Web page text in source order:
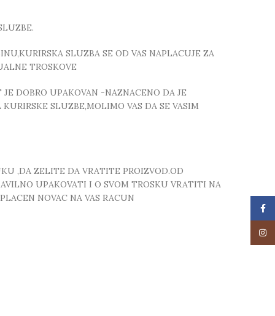
SLUZBA SE OD VAS NAPLACUJE ZA
TROSKOVE
DOBRO UPAKOVAN -NAZNACENO DA JE
SLUZBE,MOLIMO VAS DA SE VASIM
,DA ZELITE DA VRATITE PROIZVOD.OD
UPAKOVATI I O SVOM TROSKU VRATITI NA
NOVAC NA VAS RACUN